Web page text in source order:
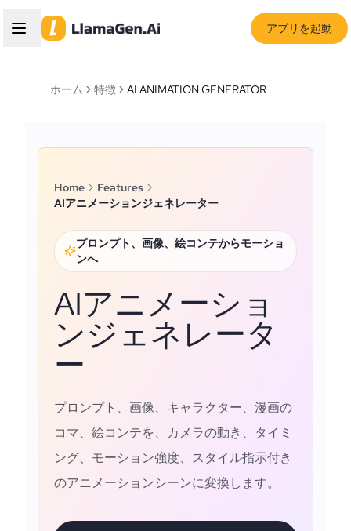
アプリを起動
ホーム 特徴 AI ANIMATION GENERATOR
Home
Features
AIアニメーションジェネレーター
プロンプト、画像、絵コンテからモーショ
ンへ
AIアニメーショ
ンジェネレータ
ー
プロンプト、画像、キャラクター、漫画の
コマ、絵コンテを、カメラの動き、タイミ
ング、モーション強度、スタイル指示付き
のアニメーションシーンに変換します。